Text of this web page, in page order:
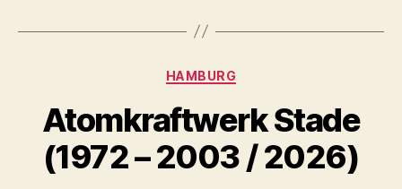
Kategorien
HAMBURG
Atomkraftwerk Stade
(1972 – 2003 / 2026)